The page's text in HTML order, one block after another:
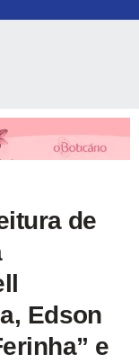
de
Edson
e